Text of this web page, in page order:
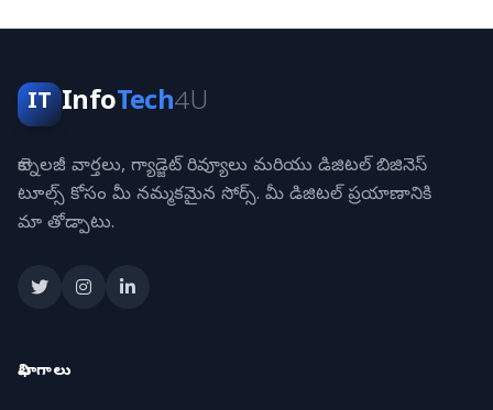
IT InfoTech4U
టెక్నాలజీ వార్తలు, గ్యాడ్జెట్ రివ్యూలు మరియు డిజిటల్ బిజినెస్
టూల్స్ కోసం మీ నమ్మకమైన సోర్స్. మీ డిజిటల్ ప్రయాణానికి
మా తోడ్పాటు.
విభాగాలు